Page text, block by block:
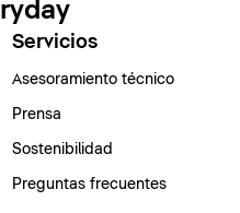
Servicios
Asesoramiento técnico
Prensa
Sostenibilidad
Preguntas frecuentes